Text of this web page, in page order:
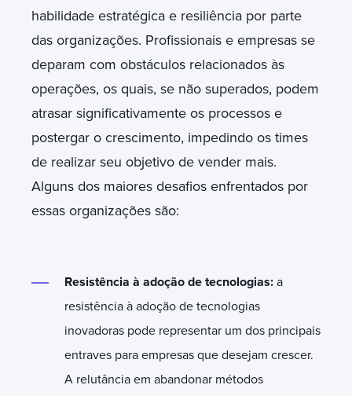
habilidade estratégica e resiliência por parte
das organizações. Profissionais e empresas se
deparam com obstáculos relacionados às
operações, os quais, se não superados, podem
atrasar significativamente os processos e
postergar o crescimento, impedindo os times
de realizar seu objetivo de vender mais.
Alguns dos maiores desafios enfrentados por
essas organizações são:
Resistência à adoção de tecnologias: a
resistência à adoção de tecnologias
inovadoras pode representar um dos principais
entraves para empresas que desejam crescer.
A relutância em abandonar métodos